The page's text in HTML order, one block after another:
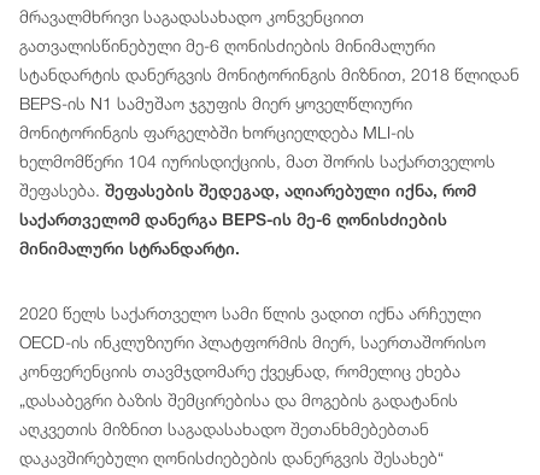
მრავალმხრივი საგადასახადო კონვენციით
გათვალისწინებული მე-6 ღონისძიების მინიმალური
სტანდარტის დანერგვის მონიტორინგის მიზნით, 2018 წლიდან
BEPS-ის N1 სამუშაო ჯგუფის მიერ ყოველწლიური
მონიტორინგის ფარგელბში ხორციელდება MLI-ის
ხელმომწერი 104 იურისდიქციის, მათ შორის საქართველოს
შეფასება. შეფასების შედეგად, აღიარებული იქნა, რომ
საქართველომ დანერგა BEPS-ის მე-6 ღონისძიების
მინიმალური სტრანდარტი.
2020 წელს საქართველო სამი წლის ვადით იქნა არჩეული
OECD-ის ინკლუზიური პლატფორმის მიერ, საერთაშორისო
კონფერენციის თავმჯდომარე ქვეყნად, რომელიც ეხება
„დასაბეგრი ბაზის შემცირებისა და მოგების გადატანის
აღკვეთის მიზნით საგადასახადო შეთანხმებებთან
დაკავშირებული ღონისძიებების დანერგვის შესახებ“